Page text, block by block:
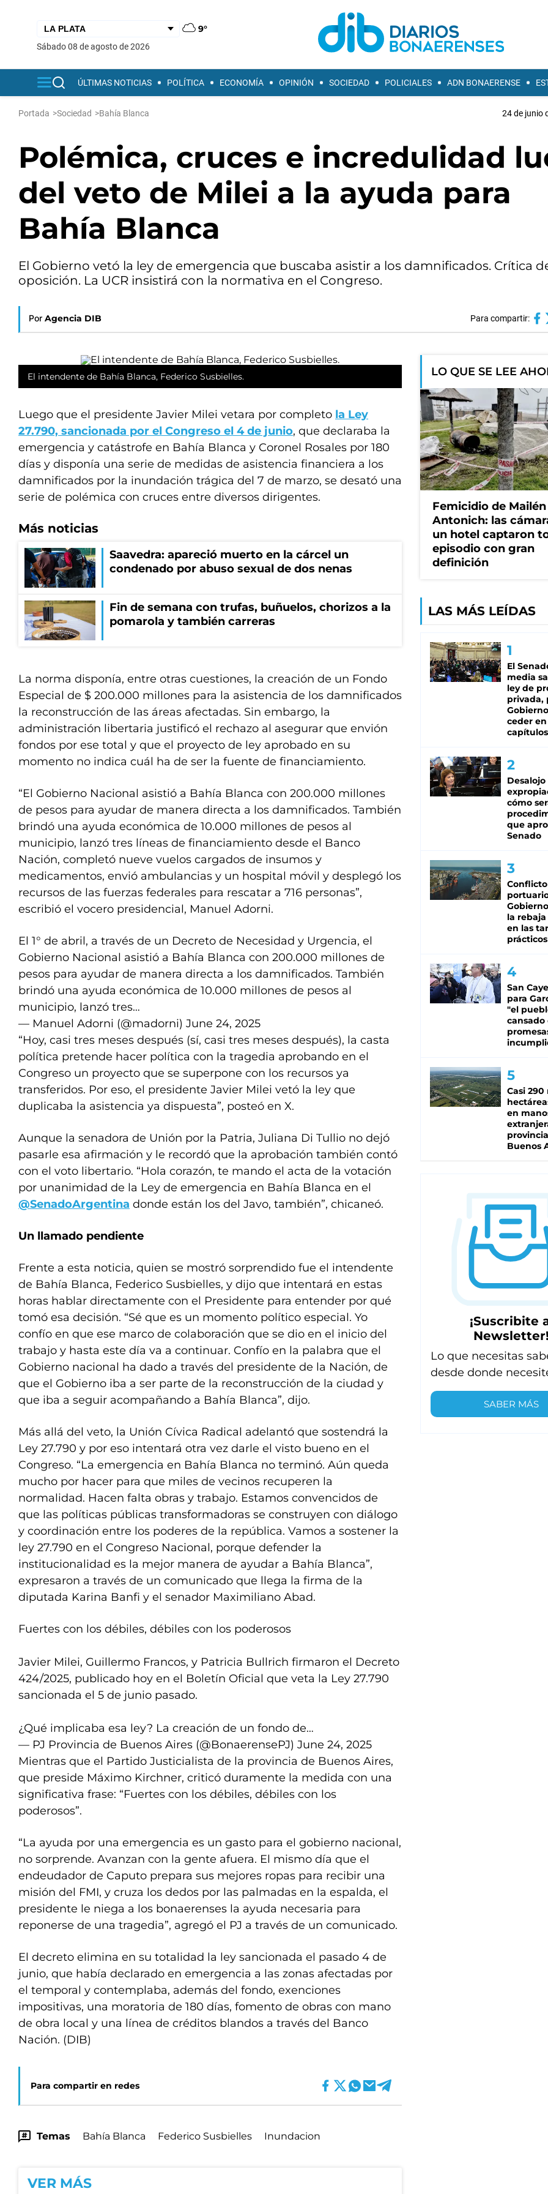
9°
sábado 08 de agosto de 2026
ÚLTIMAS NOTICIAS POLÍTICA ECONOMÍA OPINIÓN SOCIEDAD POLICIALES ADN BONAERENSE
Portada >Sociedad >Bahía Blanca 24 de junio
Polémica, cruces e incredulidad
del veto de Milei a la ayuda para
Bahía Blanca
El Gobierno vetó la ley de emergencia que buscaba asistir a los damnificados. Crítica
oposición. La UCR insistirá con la normativa en el Congreso.
Por Agencia DIB Para compartir:
El intendente de Bahía Blanca, Federico Susbielles.
Luego que el presidente Javier Milei vetara por completo la Ley
27.790, sancionada por el Congreso el 4 de junio, que declaraba la
emergencia y catástrofe en Bahía Blanca y Coronel Rosales por 180
días y disponía una serie de medidas de asistencia financiera a los
damnificados por la inundación trágica del 7 de marzo, se desató una
serie de polémica con cruces entre diversos dirigentes.
Más noticias
Saavedra: apareció muerto en la cárcel un
condenado por abuso sexual de dos nenas
Fin de semana con trufas, buñuelos, chorizos a la
pomarola y también carreras
La norma disponía, entre otras cuestiones, la creación de un Fondo
Especial de $ 200.000 millones para la asistencia de los damnificados
la reconstrucción de las áreas afectadas. Sin embargo, la
administración libertaria justificó el rechazo al asegurar que envión
fondos por ese total y que el proyecto de ley aprobado en su
momento no indica cuál ha de ser la fuente de financiamiento.
“El Gobierno Nacional asistió a Bahía Blanca con 200.000 millones
de pesos para ayudar de manera directa a los damnificados. También
brindó una ayuda económica de 10.000 millones de pesos al
municipio, lanzó tres líneas de financiamiento desde el Banco
Nación, completó nueve vuelos cargados de insumos y
medicamentos, envió ambulancias y un hospital móvil y desplegó los
recursos de las fuerzas federales para rescatar a 716 personas”,
escribió el vocero presidencial, Manuel Adorni.
El 1° de abril, a través de un Decreto de Necesidad y Urgencia, el
Gobierno Nacional asistió a Bahía Blanca con 200.000 millones de
pesos para ayudar de manera directa a los damnificados. También
brindó una ayuda económica de 10.000 millones de pesos al
municipio, lanzó tres…
— Manuel Adorni (@madorni) June 24, 2025
“Hoy, casi tres meses después (sí, casi tres meses después), la casta
política pretende hacer política con la tragedia aprobando en el
Congreso un proyecto que se superpone con los recursos ya
transferidos. Por eso, el presidente Javier Milei vetó la ley que
duplicaba la asistencia ya dispuesta”, posteó en X.
Aunque la senadora de Unión por la Patria, Juliana Di Tullio no dejó
pasarle esa afirmación y le recordó que la aprobación también contó
con el voto libertario. “Hola corazón, te mando el acta de la votación
por unanimidad de la Ley de emergencia en Bahía Blanca en el
@SenadoArgentina donde están los del Javo, también”, chicaneó.
Un llamado pendiente
Frente a esta noticia, quien se mostró sorprendido fue el intendente
de Bahía Blanca, Federico Susbielles, y dijo que intentará en estas
horas hablar directamente con el Presidente para entender por qué
tomó esa decisión. “Sé que es un momento político especial. Yo
confío en que ese marco de colaboración que se dio en el inicio del
trabajo y hasta este día va a continuar. Confío en la palabra que el
Gobierno nacional ha dado a través del presidente de la Nación, de
que el Gobierno iba a ser parte de la reconstrucción de la ciudad y
que iba a seguir acompañando a Bahía Blanca”, dijo.
Más allá del veto, la Unión Cívica Radical adelantó que sostendrá la
Ley 27.790 y por eso intentará otra vez darle el visto bueno en el
Congreso. “La emergencia en Bahía Blanca no terminó. Aún queda
mucho por hacer para que miles de vecinos recuperen la
normalidad. Hacen falta obras y trabajo. Estamos convencidos de
que las políticas públicas transformadoras se construyen con diálogo
y coordinación entre los poderes de la república. Vamos a sostener la
ley 27.790 en el Congreso Nacional, porque defender la
institucionalidad es la mejor manera de ayudar a Bahía Blanca”,
expresaron a través de un comunicado que llega la firma de la
diputada Karina Banfi y el senador Maximiliano Abad.
Fuertes con los débiles, débiles con los poderosos
Javier Milei, Guillermo Francos, y Patricia Bullrich firmaron el Decreto
424/2025, publicado hoy en el Boletín Oficial que veta la Ley 27.790
sancionada el 5 de junio pasado.
¿Qué implicaba esa ley? La creación de un fondo de…
— PJ Provincia de Buenos Aires (@BonaerensePJ) June 24, 2025
Mientras que el Partido Justicialista de la provincia de Buenos Aires,
que preside Máximo Kirchner, criticó duramente la medida con una
significativa frase: “Fuertes con los débiles, débiles con los
poderosos”.
“La ayuda por una emergencia es un gasto para el gobierno nacional,
no sorprende. Avanzan con la gente afuera. El mismo día que el
endeudador de Caputo prepara sus mejores ropas para recibir una
misión del FMI, y cruza los dedos por las palmadas en la espalda, el
presidente le niega a los bonaerenses la ayuda necesaria para
reponerse de una tragedia”, agregó el PJ a través de un comunicado.
El decreto elimina en su totalidad la ley sancionada el pasado 4 de
junio, que había declarado en emergencia a las zonas afectadas por
el temporal y contemplaba, además del fondo, exenciones
impositivas, una moratoria de 180 días, fomento de obras con mano
de obra local y una línea de créditos blandos a través del Banco
Nación. (DIB)
Para compartir en redes
Temas Bahía Blanca Federico Susbielles Inundacion
VER MÁS
LO QUE SE LEE
Femicidio de Mailén
Antonich: las
un hotel captaron
episodio con gran
definición
LAS MÁS LEÍDAS
El
media
ley de
privada,
ceder
capítulos
cómo
que
Senado
Conflicto
la rebaja
en las
prácticos
San
para
"el
cansado
Casi 290
en
Buenos
¡Suscribite
Lo que necesitas
desde donde
SABER MÁS